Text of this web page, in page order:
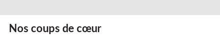
Nos coups de cœur